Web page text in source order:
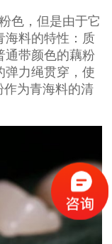
色，但是由于它
海料的特性：质
通带颜色的藕粉
弹力绳贯穿，使
作为青海料的清